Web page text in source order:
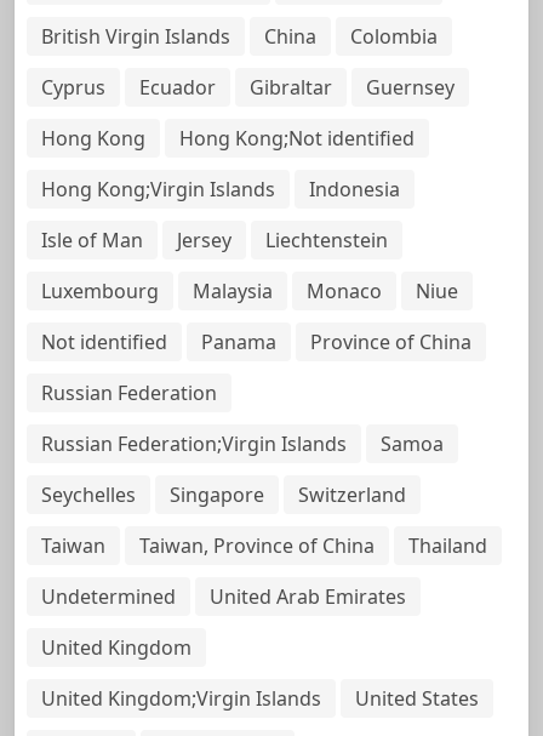
British Virgin Islands
China
Colombia
Cyprus
Ecuador Gibraltar
Guernsey
Hong Kong
Hong Kong;Not identified
Hong Kong;Virgin Islands
Indonesia
Isle of Man
Jersey
Liechtenstein
Luxembourg
Malaysia Monaco
Niue
Not identified
Panama
Province of China
Russian Federation
Russian Federation;Virgin Islands
Samoa
Seychelles
Singapore
Switzerland
Taiwan
Taiwan, Province of China
Thailand
Undetermined
United Arab Emirates
United Kingdom
United Kingdom;Virgin Islands
United States